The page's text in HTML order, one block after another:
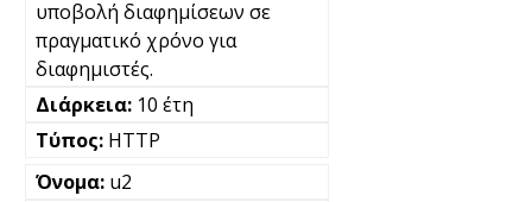
υποβολή διαφημίσεων σε
πραγματικό χρόνο για
διαφημιστές.
10 έτη
HTTP
u2